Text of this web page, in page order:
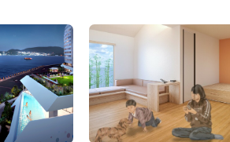
観光 冬休み 春休み
ポケモン 日帰り
厳選お出かけまとめ
2021年のイベント 2022年オープン